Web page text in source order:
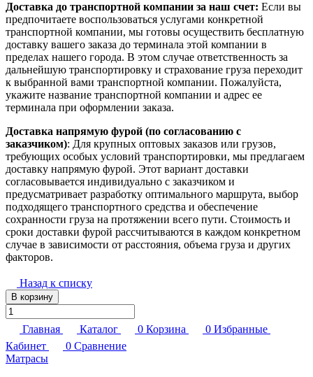
Доставка до транспортной компании за наш счет: Если вы
предпочитаете воспользоваться услугами конкретной
транспортной компании, мы готовы осуществить бесплатную
доставку вашего заказа до терминала этой компании в
пределах нашего города. В этом случае ответственность за
дальнейшую транспортировку и страхование груза переходит
к выбранной вами транспортной компании. Пожалуйста,
укажите название транспортной компании и адрес ее
терминала при оформлении заказа.
Доставка напрямую фурой (по согласованию с
заказчиком): Для крупных оптовых заказов или грузов,
требующих особых условий транспортировки, мы предлагаем
доставку напрямую фурой. Этот вариант доставки
согласовывается индивидуально с заказчиком и
предусматривает разработку оптимального маршрута, выбор
подходящего транспортного средства и обеспечение
сохранности груза на протяжении всего пути. Стоимость и
сроки доставки фурой рассчитываются в каждом конкретном
случае в зависимости от расстояния, объема груза и других
факторов.
Назад к списку
В корзину
Главная Каталог 0 Корзина 0 Избранные
Кабинет
0 Сравнение
Матрасы